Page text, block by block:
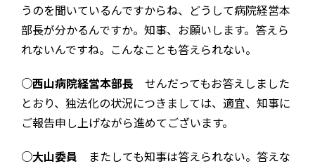
うのを聞いているんですからね、どうして病院経営本
部長が分かるんですか。知事、お願いします。答えら
れないんですね。こんなことも答えられない。
○西山病院経営本部長 せんだってもお答えしました
とおり、独法化の状況につきましては、適宜、知事に
ご報告申し上げながら進めてございます。
○大山委員 またしても知事は答えられない。答えな